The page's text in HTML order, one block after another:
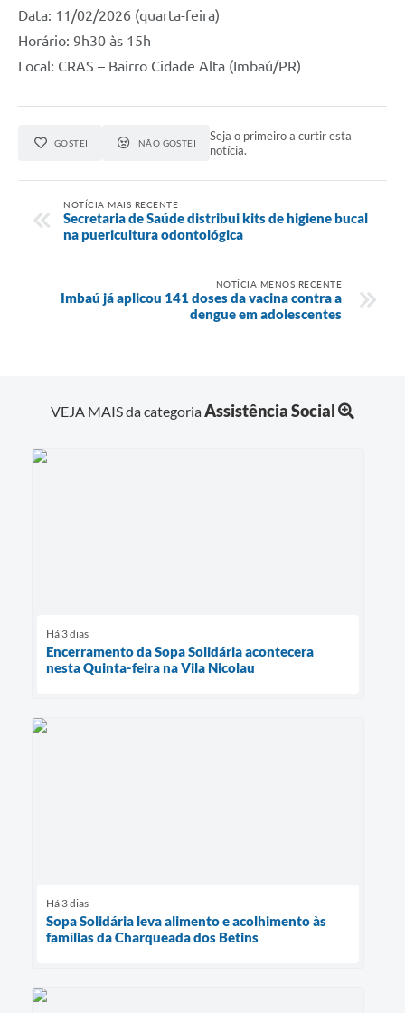
Data: 11/02/2026 (quarta-feira)
Horário: 9h30 às 15h
Local: CRAS – Bairro Cidade Alta (Imbaú/PR)
GOSTEI NÃO GOSTEI
Seja o primeiro a curtir esta
notícia.
NOTÍCIA MAIS RECENTE
Secretaria de Saúde distribui kits de higiene bucal
na puericultura odontológica
NOTÍCIA MENOS RECENTE
Imbaú já aplicou 141 doses da vacina contra a
dengue em adolescentes
VEJA MAIS da categoriaAssistência Social
Há 3 dias
Encerramento da Sopa Solidária acontecera
nesta Quinta-feira na Vila Nicolau
Há 3 dias
Sopa Solidária leva alimento e acolhimento às
famílias da Charqueada dos Betins